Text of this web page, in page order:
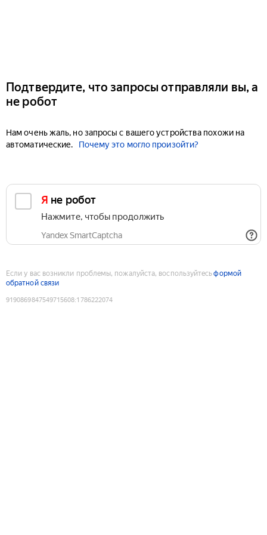
Подтвердите, что запросы отправляли вы, а
не робот
Нам очень жаль, но запросы с вашего устройства похожи на
автоматические.
Почему это могло произойти?
Я не робот
Нажмите, чтобы продолжить
Yandex SmartCaptcha
Если у вас возникли проблемы, пожалуйста, воспользуйтесьформой
обратной связи
9190869847549715608:1786222074